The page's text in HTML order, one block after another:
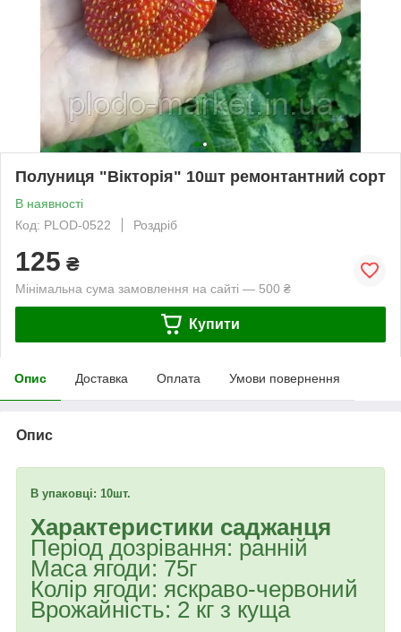
Полуниця "Вікторія" 10шт ремонтантний сорт
В наявності
Код: PLOD-0522
Роздріб
125 ₴
Мінімальна сума замовлення на сайті — 500 ₴
Купити
Опис Доставка Оплата Умови повернення
Опис
В упаковці: 10шт.
Характеристики саджанця
Період дозрівання: ранній
Маса ягоди: 75г
Колір ягоди: яскраво-червоний
Врожайність: 2 кг з куща